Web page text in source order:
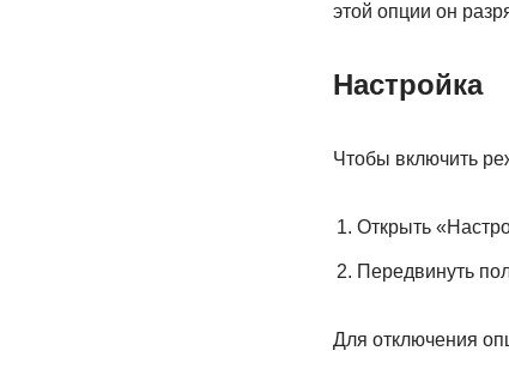
этой опции он
Настройка
Чтобы включить
Открыть
Передвинуть
Для отключения